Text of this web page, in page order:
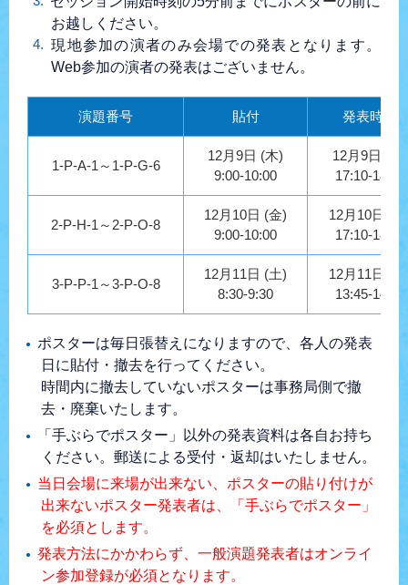
お越しください。
現地参加の演者のみ会場での発表となります。
Web参加の演者の発表はございません。
演題番号 貼付 発表時間
1-P-A-1～1-P-G-6
12月9日 (木)
9:00-10:00
12月9日 (木)
17:10-18:10
2-P-H-1～2-P-O-8
12月10日 (金)
9:00-10:00
12月10日 (
17:10-18:10
3-P-P-1～3-P-O-8
12月11日 (土)
8:30-9:30
12月11日 (
13:45-14:45
ポスターは毎日張替えになりますので、各人の発表
日に貼付・撤去を行ってください。
時間内に撤去していないポスターは事務局側で撤
去・廃棄いたします。
「手ぶらでポスター」以外の発表資料は各自お持ち
ください。郵送による受付・返却はいたしません。
当日会場に来場が出来ない、ポスターの貼り付けが
出来ないポスター発表者は、「手ぶらでポスター」
を必須とします。
発表方法にかかわらず、一般演題発表者はオンライ
ン参加登録が必須となります。